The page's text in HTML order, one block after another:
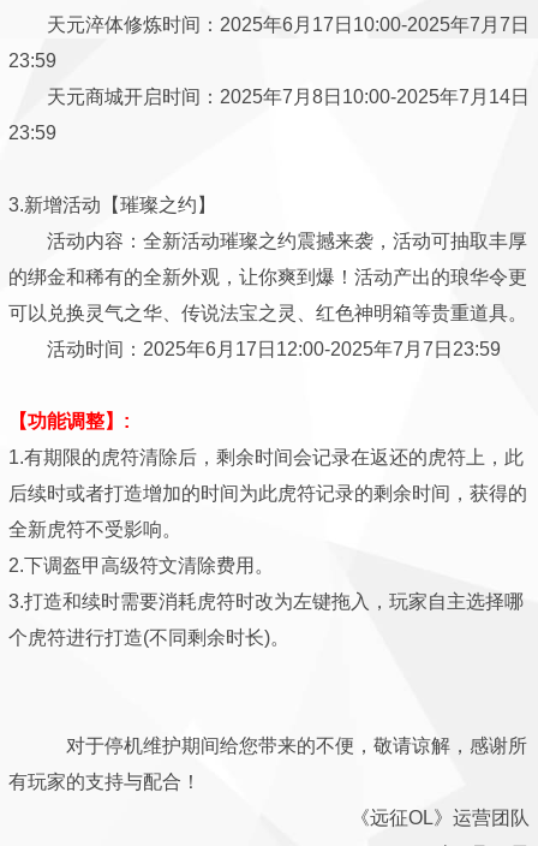
天元淬体修炼时间：2025年6月17日10:00-2025年7月7日
23:59
天元商城开启时间：2025年7月8日10:00-2025年7月14日
23:59
3.新增活动【璀璨之约】
活动内容：全新活动璀璨之约震撼来袭，活动可抽取丰厚
的绑金和稀有的全新外观，让你爽到爆！活动产出的琅华令更
可以兑换灵气之华、传说法宝之灵、红色神明箱等贵重道具。
活动时间：2025年6月17日12:00-2025年7月7日23:59
【功能调整】:
1.有期限的虎符清除后，剩余时间会记录在返还的虎符上，此
后续时或者打造增加的时间为此虎符记录的剩余时间，获得的
全新虎符不受影响。
2.下调盔甲高级符文清除费用。
3.打造和续时需要消耗虎符时改为左键拖入，玩家自主选择哪
个虎符进行打造(不同剩余时长)。
对于停机维护期间给您带来的不便，敬请谅解，感谢所
有玩家的支持与配合！
《远征OL》运营团队